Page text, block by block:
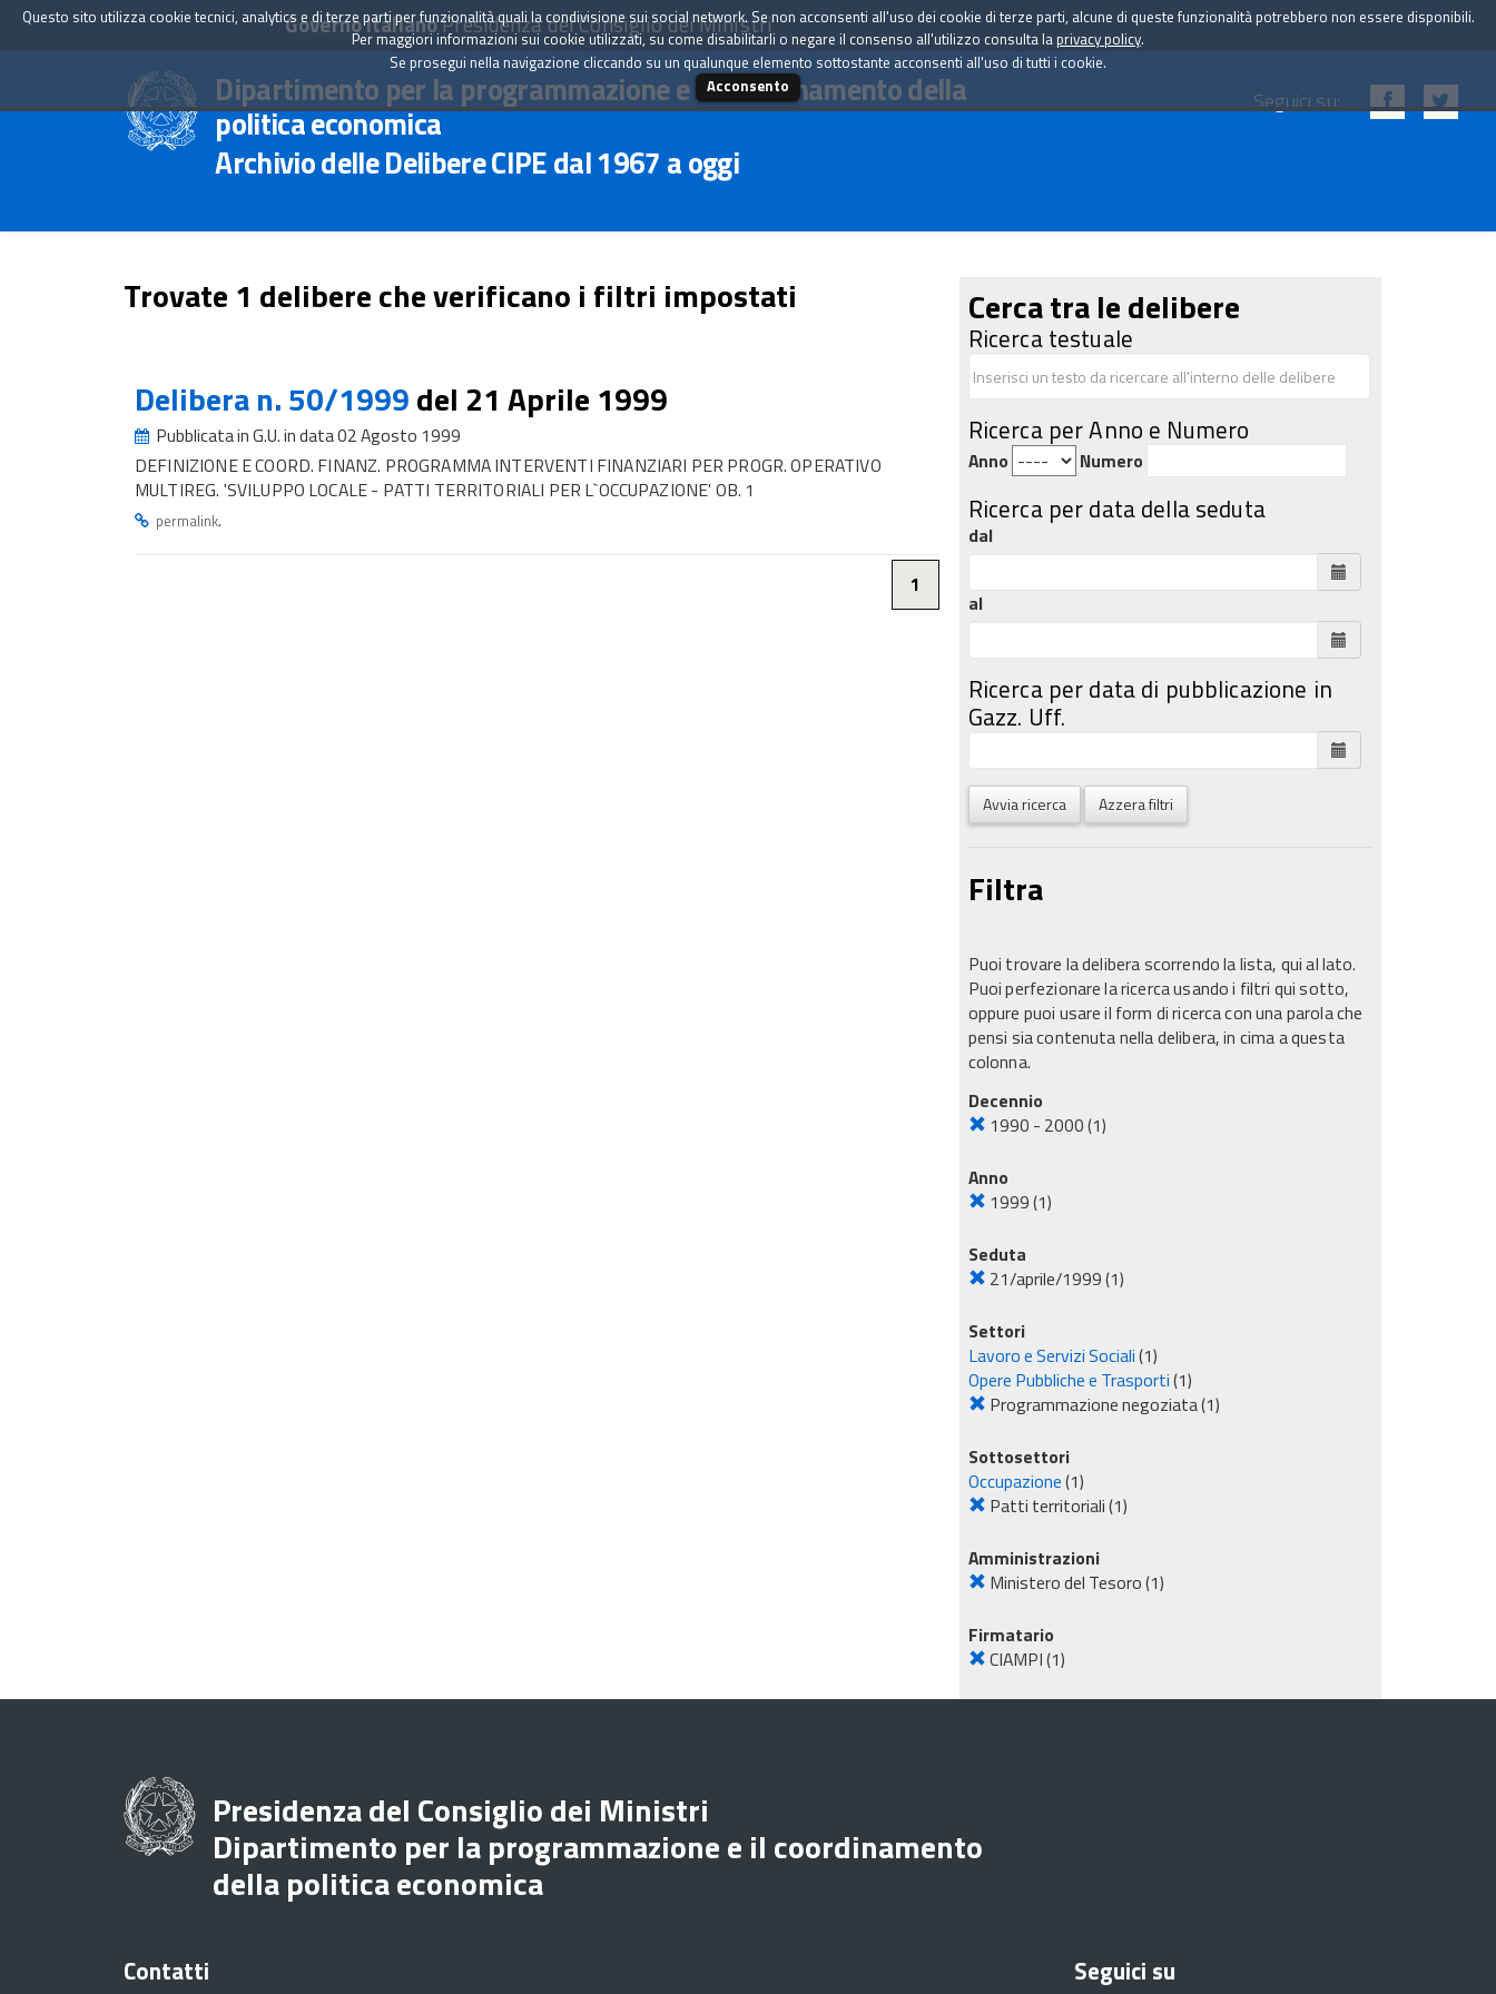
Governo ItalianoPresidenza del Consiglio dei Ministri
Dipartimento per la programmazione e il coordinamento della
politica economica
Archivio delle Delibere CIPE dal 1967 a oggi
Seguici su:
Trovate 1 delibere che verificano i filtri impostati
Delibera n. 50/1999del 21 Aprile 1999
Pubblicata in G.U. in data 02 Agosto 1999
DEFINIZIONE E COORD. FINANZ. PROGRAMMA INTERVENTI FINANZIARI PER PROGR. OPERATIVO
MULTIREG. 'SVILUPPO LOCALE - PATTI TERRITORIALI PER L`OCCUPAZIONE' OB. 1
permalink.
1
Cerca tra le delibere
Ricerca testuale
Ricerca per Anno e Numero
Anno Numero
Ricerca per data della seduta
dal
al
Ricerca per data di pubblicazione in
Gazz. Uff.
Avvia ricerca Azzera filtri
Filtra
Puoi trovare la delibera scorrendo la lista, qui al lato.
Puoi perfezionare la ricerca usando i filtri qui sotto,
oppure puoi usare il form di ricerca con una parola che
pensi sia contenuta nella delibera, in cima a questa
colonna.
Decennio
1990 - 2000(1)
Anno
1999(1)
Seduta
21/aprile/1999(1)
Settori
Lavoro e Servizi Sociali(1)
Opere Pubbliche e Trasporti(1)
Programmazione negoziata(1)
Sottosettori
Occupazione(1)
Patti territoriali(1)
Amministrazioni
Ministero del Tesoro(1)
Firmatario
CIAMPI(1)
Questo sito utilizza cookie tecnici, analytics e di terze parti per funzionalità quali la condivisione sui social network. Se non acconsenti all'uso dei cookie di terze parti, alcune di queste funzionalità potrebbero non essere disponibili.
Per maggiori informazioni sui cookie utilizzati, su come disabilitarli o negare il consenso all'utilizzo consulta la privacy policy.
Se prosegui nella navigazione cliccando su un qualunque elemento sottostante acconsenti all'uso di tutti i cookie.
Acconsento
Presidenza del Consiglio dei Ministri
Dipartimento per la programmazione e il coordinamento
della politica economica
Contatti Seguici su